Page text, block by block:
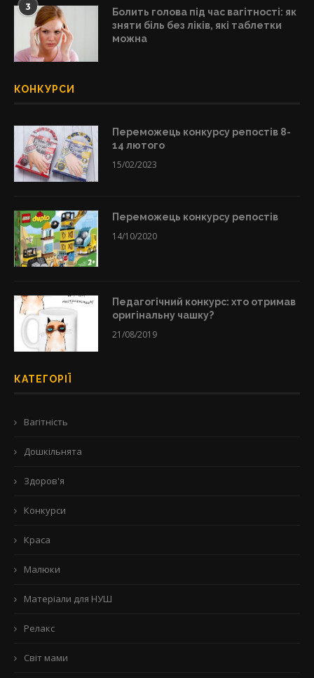
3
Болить голова під час вагітності: як
зняти біль без ліків, які таблетки
можна
КОНКУРСИ
Переможець конкурсу репостів 8-
14 лютого
15/02/2023
Переможець конкурсу репостів
14/10/2020
Педагогічний конкурс: хто отримав
оригінальну чашку?
21/08/2019
КАТЕГОРІЇ
Вагітність
Дошкільнята
Здоров'я
Конкурси
Краса
Малюки
Матеріали для НУШ
Релакс
Світ мами